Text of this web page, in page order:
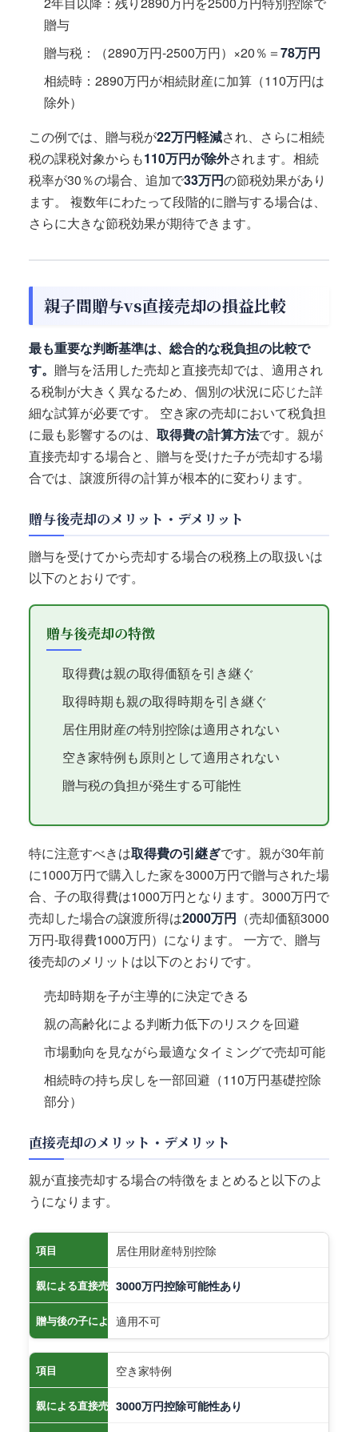
贈与
贈与税：（2890万円-2500万円）×20％＝78万円
相続時：2890万円が相続財産に加算（110万円は
除外）
この例では、贈与税が22万円軽減され、さらに相続
税の課税対象からも110万円が除外されます。相続
税率が30％の場合、追加で33万円の節税効果があり
ます。 複数年にわたって段階的に贈与する場合は、
さらに大きな節税効果が期待できます。
親子間贈与vs直接売却の損益比較
最も重要な判断基準は、総合的な税負担の比較で
す。 贈与を活用した売却と直接売却では、適用され
る税制が大きく異なるため、個別の状況に応じた詳
細な試算が必要です。 空き家の売却において税負担
に最も影響するのは、 取得費の計算方法です。親が
直接売却する場合と、贈与を受けた子が売却する場
合では、譲渡所得の計算が根本的に変わります。
贈与後売却のメリット・デメリット
贈与を受けてから売却する場合の税務上の取扱いは
以下のとおりです。
贈与後売却の特徴
取得費は親の取得価額を引き継ぐ
取得時期も親の取得時期を引き継ぐ
居住用財産の特別控除は適用されない
空き家特例も原則として適用されない
贈与税の負担が発生する可能性
特に注意すべきは取得費の引継ぎです。親が30年前
に1000万円で購入した家を3000万円で贈与された場
合、子の取得費は1000万円となります。3000万円で
売却した場合の譲渡所得は2000万円 （売却価額3000
万円-取得費1000万円）になります。 一方で、贈与
後売却のメリットは以下のとおりです。
売却時期を子が主導的に決定できる
親の高齢化による判断力低下のリスクを回避
市場動向を見ながら最適なタイミングで売却可能
相続時の持ち戻しを一部回避（110万円基礎控除
部分）
直接売却のメリット・デメリット
親が直接売却する場合の特徴をまとめると以下のよ
うになります。
項目 居住用財産特別控除
親による直接売却3000万円控除可能性あり
贈与後の子による売却
適用不可
項目 空き家特例
親による直接売却3000万円控除可能性あり